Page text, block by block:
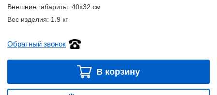
Внешние габариты: 40x32 см
Вес изделия: 1.9 кг
Обратный звонок
В корзину